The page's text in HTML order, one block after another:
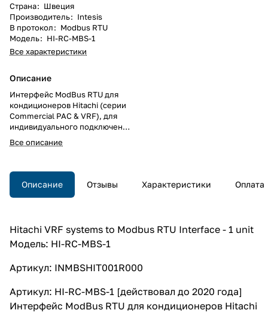
Страна: Швеция
Производитель: Intesis
В протокол: Modbus RTU
Модель: HI-RC-MBS-1
Все характеристики
Описание
Интерфейс ModBus RTU для
кондиционеров Hitachi (серии
Commercial PAC & VRF), для
индивидуального подключения
внутренних блоков
кондиционеров к сети ModBus
управление, на DIN рейку, 3TE
Все описание
Описание Отзывы Характеристики Оплата
Hitachi VRF systems to Modbus RTU Interface - 1 unit
Модель: HI-RC-MBS-1
Артикул: INMBSHIT001R000
Артикул: HI-RC-MBS-1 [действовал до 2020 года]
Интерфейс ModBus RTU для кондиционеров Hitachi